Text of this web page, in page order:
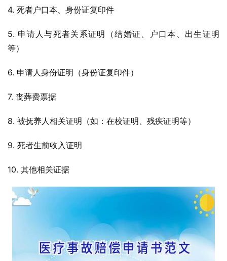
4. 死者户口本、身份证复印件
5. 申请人与死者关系证明（结婚证、户口本、出生证明
等）
6. 申请人身份证明（身份证复印件）
7. 丧葬费票据
8. 被抚养人相关证明（如：在校证明、残疾证明等）
9. 死者生前收入证明
10. 其他相关证据